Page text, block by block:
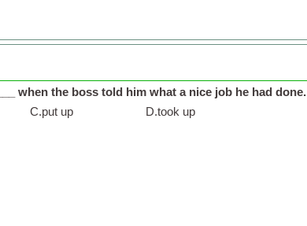
when the boss told him what a nice job he had done.
C.put up D.took up